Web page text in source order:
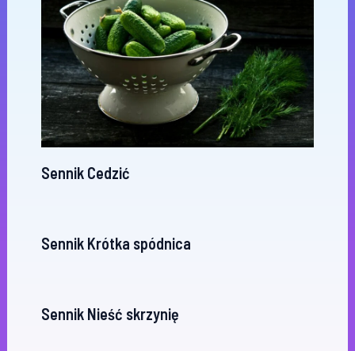
Sennik Cedzić
Sennik Krótka spódnica
Sennik Nieść skrzynię